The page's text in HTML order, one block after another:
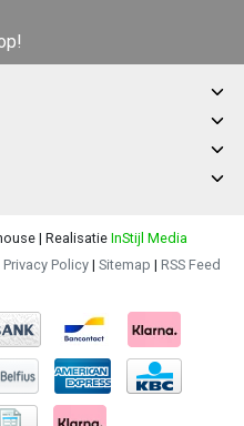
| Realisatie InStijl Media
Privacy Policy | Sitemap | RSS Feed